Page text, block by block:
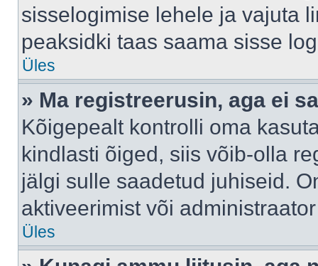
sisselogimise lehele ja vajuta
peaksidki taas saama sisse
Üles
» Ma registreerusin, aga ei
Kõigepealt kontrolli oma
kindlasti õiged, siis võib-olla
jälgi sulle saadetud juhiseid.
aktiveerimist või
Üles